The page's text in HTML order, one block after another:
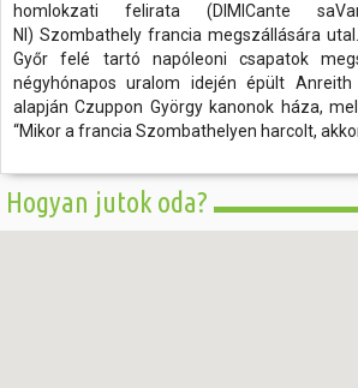
homlokzati felirata (DIMICante
NI) Szombathely francia megszállására
Győr felé tartó napóleoni csapatok
négyhónapos uralom idején épült
alapján Czuppon György kanonok háza,
“Mikor a francia Szombathelyen harcolt,
Hogyan jutok oda?